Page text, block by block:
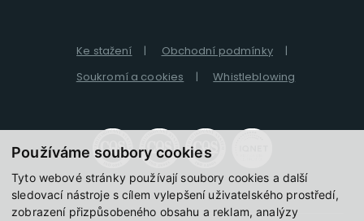
Používáme soubory cookies
Tyto webové stránky používají soubory cookies a další
sledovací nástroje s cílem vylepšení uživatelského prostředí,
zobrazení přizpůsobeného obsahu a reklam, analýzy
Ke stažení
Obchodní podmínky
Soukromí a cookies
Whistleblowing